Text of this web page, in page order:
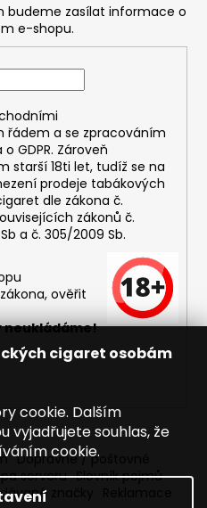
cigaret osobám
cookie. Dalším
vyjadřujete souhlas, že
cookie.
budeme zasílat informace o
e-shopu.
řádem a se zpracováním
o GDPR. Zároveň
starší 18ti let, tudíž se na
prodeje tabákových
dle zákona č.
zákonů č.
a č. 305/2009 Sb.
ověřit
neukládáme!
Dopravné / poštovné
serveru Slovník pojmů
značky